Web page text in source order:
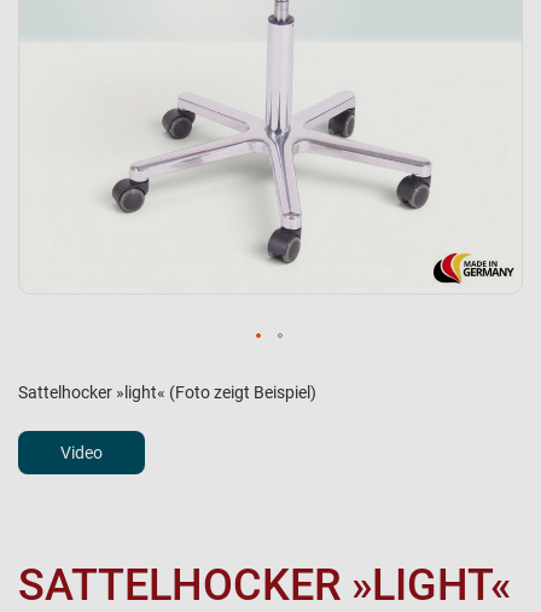
Sattelhocker »light« (Foto zeigt Beispiel)
Video
SATTELHOCKER »LIGHT«